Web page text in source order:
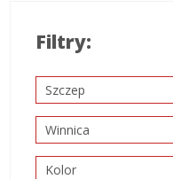
Filtry:
Szczep
Winnica
Kolor